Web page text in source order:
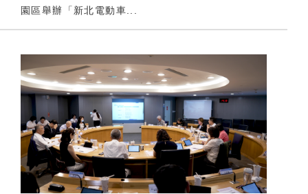
園區舉辦「新北電動車...